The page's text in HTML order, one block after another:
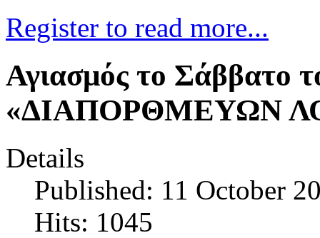
Register to read more...
Αγιασμός το Σάββατο
«ΔΙΑΠΟΡΘΜΕΥΩΝ
Details
Published: 11 October
Hits: 1045